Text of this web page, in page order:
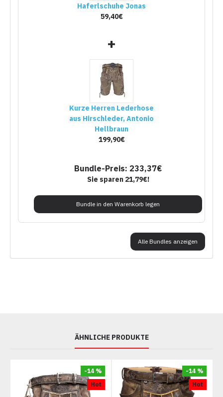
Haferlschuhe Jonas
59,40€
+
Kurze Herren Lederhose
aus Hirschleder, Antonio
Hellbraun
199,90€
Bundle-Preis: 233,37€
Sie sparen 21,79€!
Bundle in den Warenkorb legen
Alle Bundles anzeigen
ÄHNLICHE PRODUKTE
Hot
-14 %
Hot
-14 %